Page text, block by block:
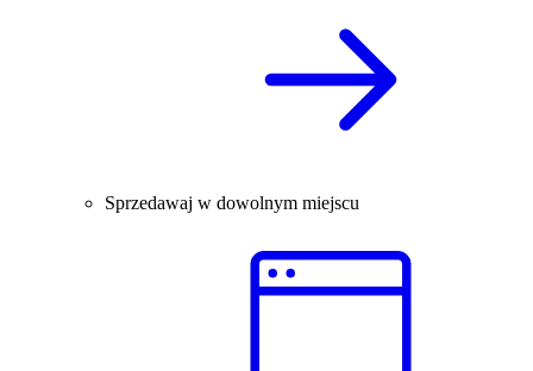
Sprzedawaj w dowolnym miejscu